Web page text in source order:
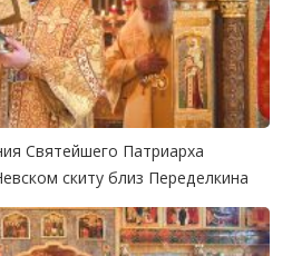
Святейшего Патриарха
скиту близ Переделкина